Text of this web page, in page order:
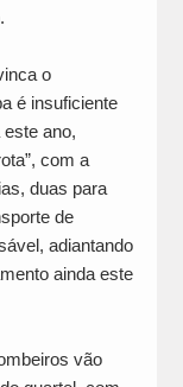
o
é insuficiente
ano,
com a
duas para
de
adiantando
ainda este
vão